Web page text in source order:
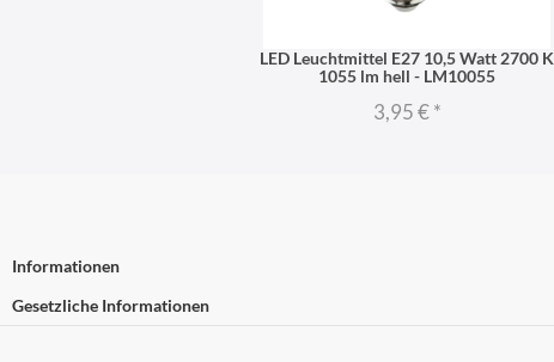
LED Leuchtmittel E27 10,5 Watt 2700 K
1055 lm hell - LM10055
3,95 €*
Informationen
Gesetzliche Informationen